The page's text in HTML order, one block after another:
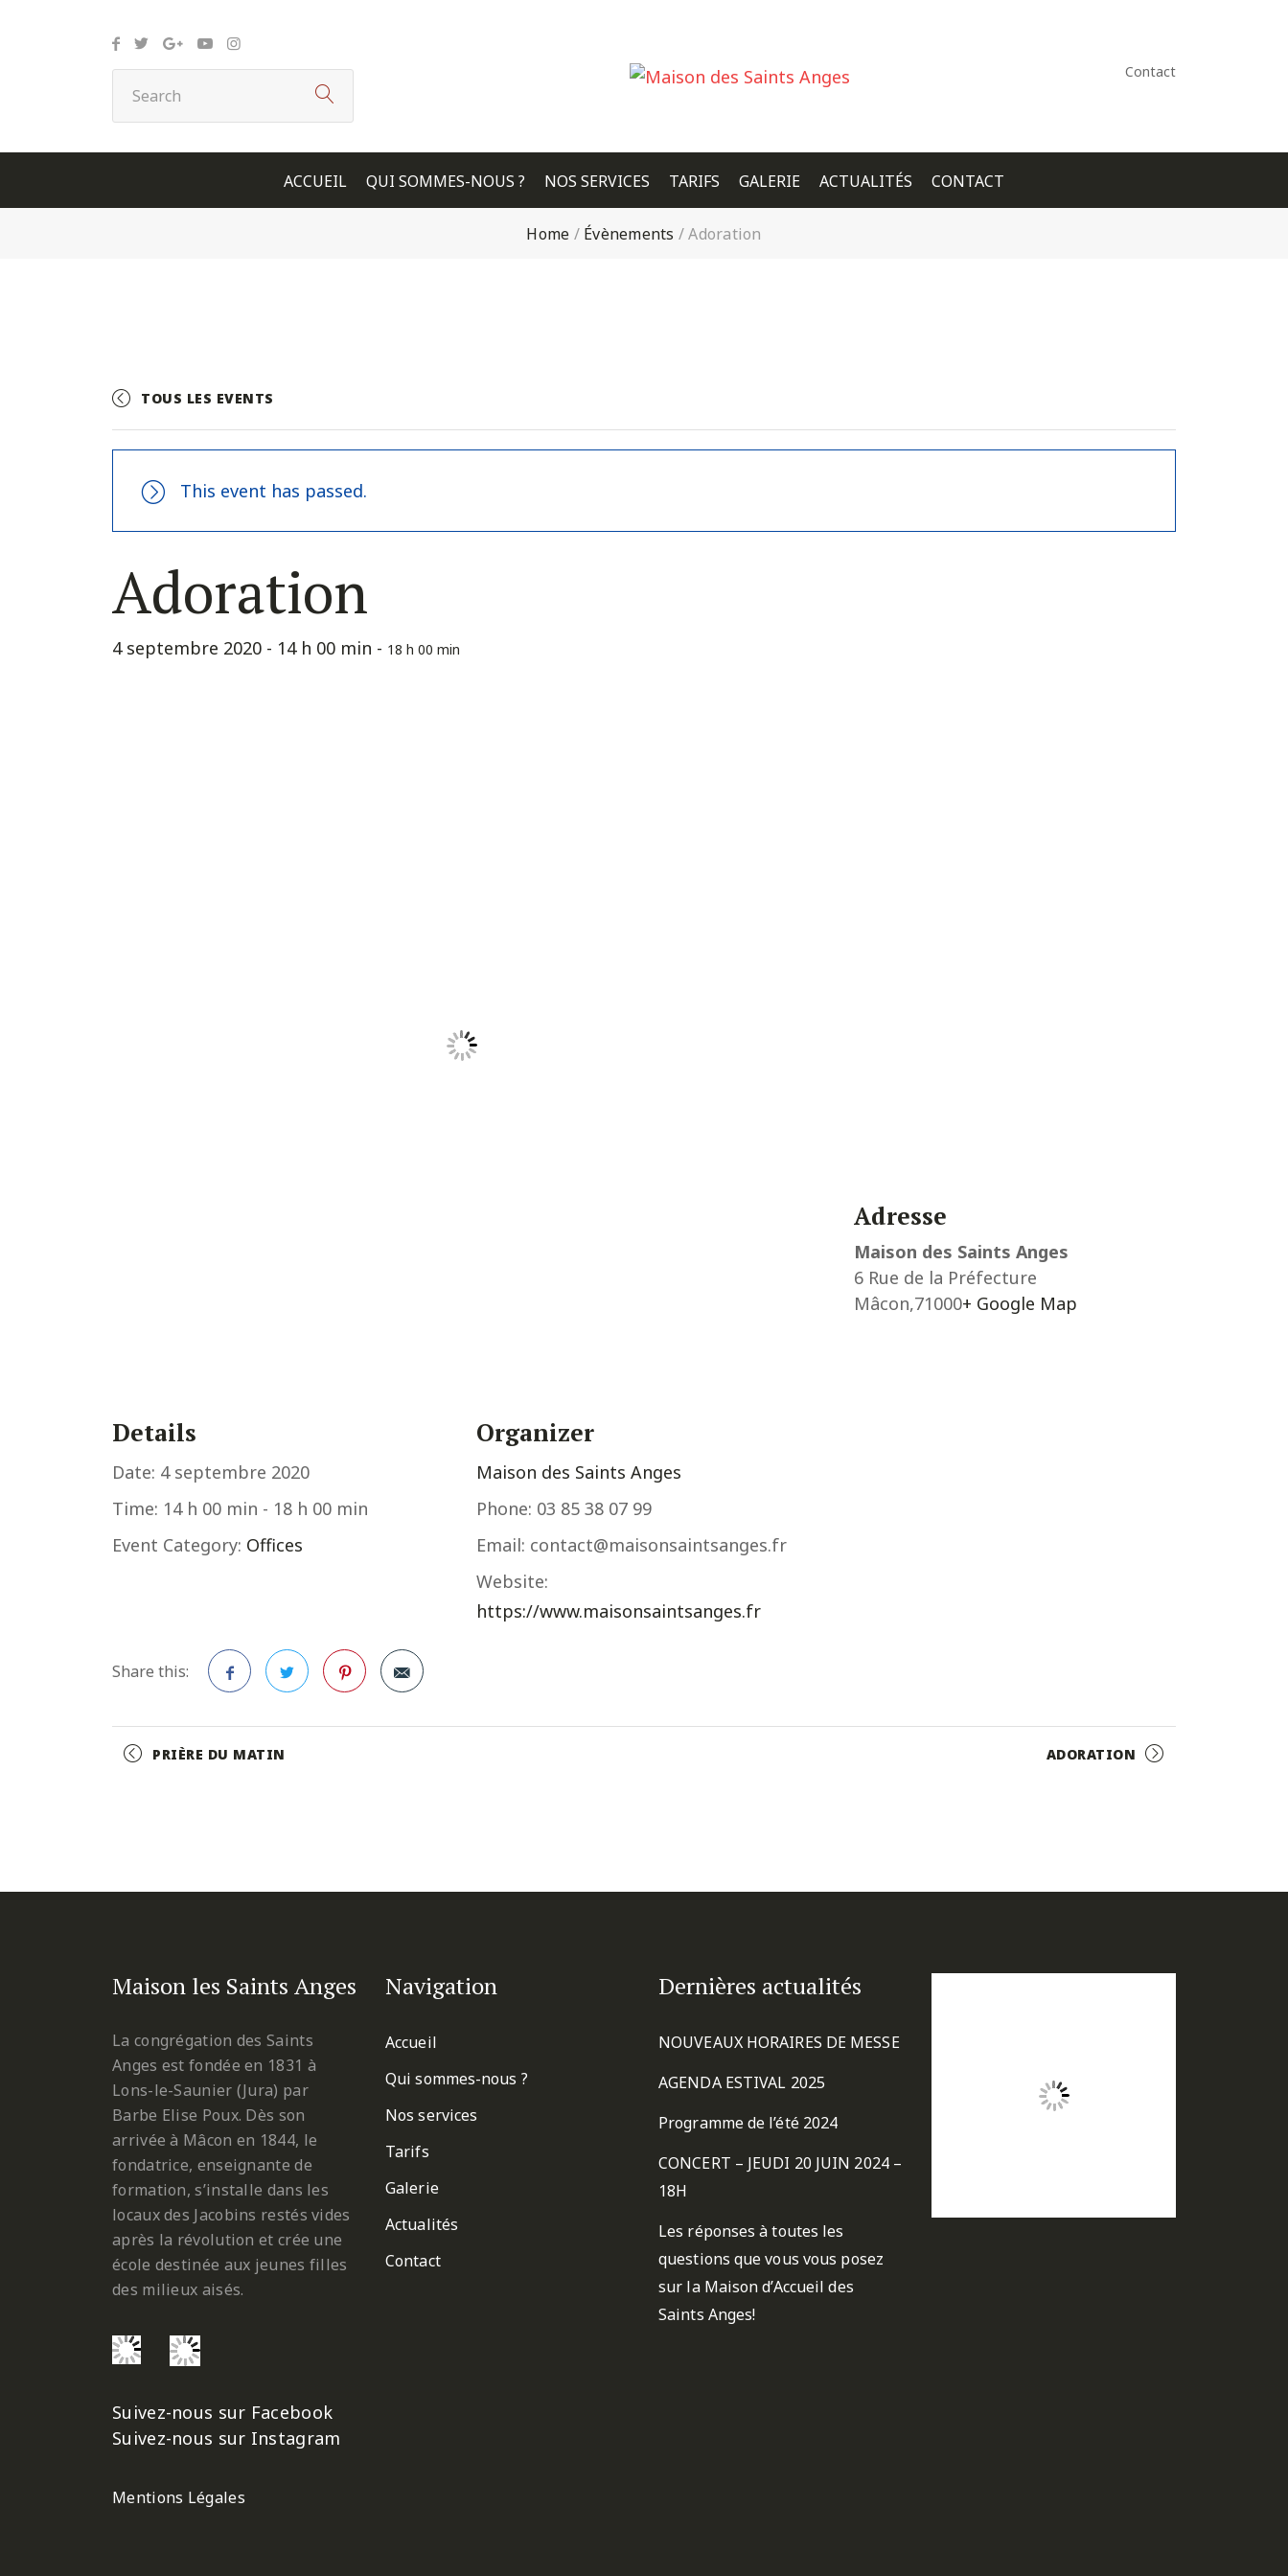
Contact
ACCUEIL QUI SOMMES-NOUS ? NOS SERVICES TARIFS GALERIE ACTUALITÉS CONTACT
Home / Évènements /Adoration
TOUS LES EVENTS
This event has passed.
Adoration
4 septembre 2020 - 14 h 00 min - 18 h 00 min
Details
Date: 4 septembre 2020
Time: 14 h 00 min - 18 h 00 min
Event Category: Offices
Organizer
Maison des Saints Anges
Phone: 03 85 38 07 99
Email: contact@maisonsaintsanges.fr
Website:
https://www.maisonsaintsanges.fr
Share this:
Adresse
Maison des Saints Anges
6 Rue de la Préfecture
Mâcon,71000+ Google Map
Event
PRIÈRE DU MATIN ADORATION
Maison les Saints Anges
La congrégation des Saints
Anges est fondée en 1831 à
Lons-le-Saunier (Jura) par
Barbe Elise Poux. Dès son
arrivée à Mâcon en 1844, le
fondatrice, enseignante de
formation, s’installe dans les
locaux des Jacobins restés vides
après la révolution et crée une
école destinée aux jeunes filles
des milieux aisés.
Suivez-nous sur Facebook
Suivez-nous sur Instagram
Mentions Légales
Navigation
Accueil
Qui sommes-nous ?
Nos services
Tarifs
Galerie
Actualités
Contact
Dernières actualités
NOUVEAUX HORAIRES DE MESSE
AGENDA ESTIVAL 2025
Programme de l’été 2024
CONCERT – JEUDI 20 JUIN 2024 –
18H
Les réponses à toutes les
questions que vous vous posez
sur la Maison d’Accueil des
Saints Anges!